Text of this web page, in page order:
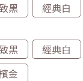
黑 經典白
黑 經典白
金